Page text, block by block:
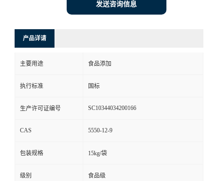
发送咨询信息
产品详请
主要用途 食品添加
执行标准 国标
生产许可证编号 SC10344034200166
CAS 5550-12-9
包装规格 15kg/袋
级别 食品级